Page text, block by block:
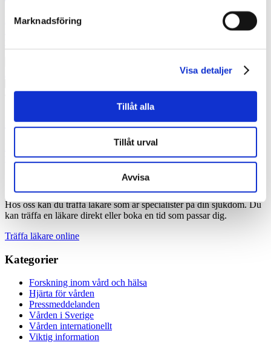
Marknadsföring
Visa detaljer
Tillåt alla
Tillåt urval
Avvisa
Personer med kroniska sjukdomar erbjuds behandlings- och
läkemedelsrådgivning, besök av mobila sjuksköterskor och
Icke-rökare med KOL ska få bättre vård
Professor Magnus Sköld på Karolinska Institutet ska ta reda på
varför icke-rökare drabbas av KOL. Det ska bädda för en …
Hos oss kan du träffa läkare som är specialister på din sjukdom. Du
kan träffa en läkare direkt eller boka en tid som passar dig.
Träffa läkare online
Kategorier
Forskning inom vård och hälsa
Hjärta för vården
Pressmeddelanden
Vården i Sverige
Vården internationellt
Viktig information